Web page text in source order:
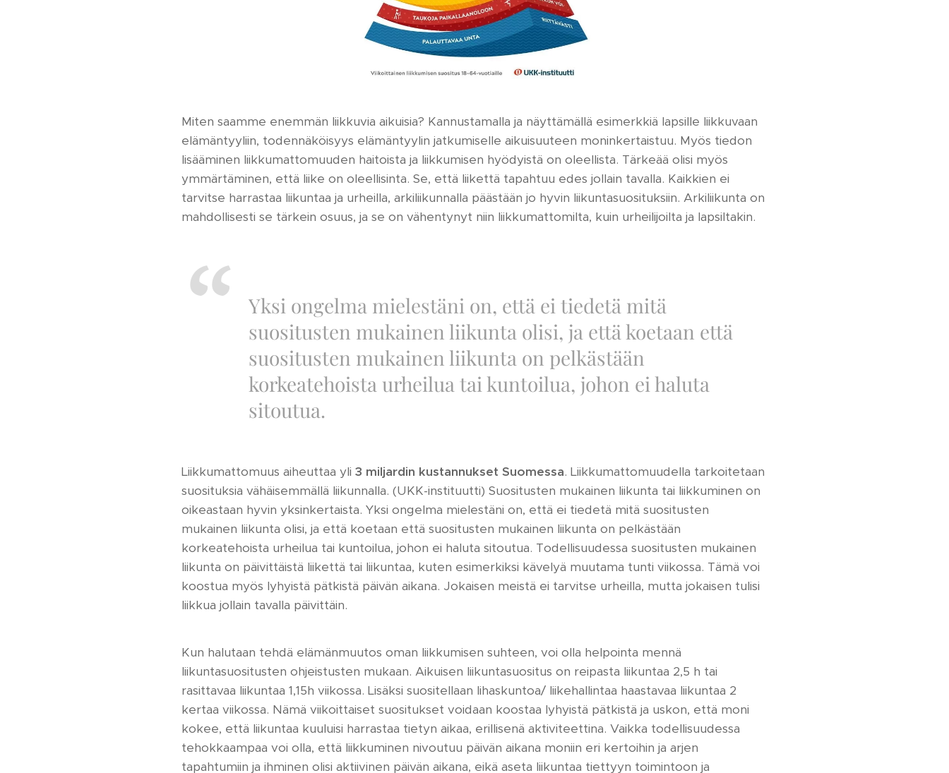
Miten saamme enemmän liikkuvia aikuisia? Kannustamalla ja näyttämällä esimerkkiä lapsille liikkuvaan
elämäntyyliin, todennäköisyys elämäntyylin jatkumiselle aikuisuuteen moninkertaistuu. Myös tiedon
lisääminen liikkumattomuuden haitoista ja liikkumisen hyödyistä on oleellista. Tärkeää olisi myös
ymmärtäminen, että liike on oleellisinta. Se, että liikettä tapahtuu edes jollain tavalla. Kaikkien ei
tarvitse harrastaa liikuntaa ja urheilla, arkiliikunnalla päästään jo hyvin liikuntasuosituksiin. Arkiliikunta on
mahdollisesti se tärkein osuus, ja se on vähentynyt niin liikkumattomilta, kuin urheilijoilta ja lapsiltakin.
Yksi ongelma mielestäni on, että ei tiedetä mitä
suositusten mukainen liikunta olisi, ja että koetaan että
suositusten mukainen liikunta on pelkästään
korkeatehoista urheilua tai kuntoilua, johon ei haluta
sitoutua.
Liikkumattomuus aiheuttaa yli 3 miljardin kustannukset Suomessa. Liikkumattomuudella tarkoitetaan
suosituksia vähäisemmällä liikunnalla. (UKK-instituutti) Suositusten mukainen liikunta tai liikkuminen on
oikeastaan hyvin yksinkertaista. Yksi ongelma mielestäni on, että ei tiedetä mitä suositusten
mukainen liikunta olisi, ja että koetaan että suositusten mukainen liikunta on pelkästään
korkeatehoista urheilua tai kuntoilua, johon ei haluta sitoutua. Todellisuudessa suositusten mukainen
liikunta on päivittäistä liikettä tai liikuntaa, kuten esimerkiksi kävelyä muutama tunti viikossa. Tämä voi
koostua myös lyhyistä pätkistä päivän aikana. Jokaisen meistä ei tarvitse urheilla, mutta jokaisen tulisi
liikkua jollain tavalla päivittäin.
Kun halutaan tehdä elämänmuutos oman liikkumisen suhteen, voi olla helpointa mennä
liikuntasuositusten ohjeistusten mukaan. Aikuisen liikuntasuositus on reipasta liikuntaa 2,5 h tai
rasittavaa liikuntaa 1,15h viikossa. Lisäksi suositellaan lihaskuntoa/ liikehallintaa haastavaa liikuntaa 2
kertaa viikossa. Nämä viikoittaiset suositukset voidaan koostaa lyhyistä pätkistä ja uskon, että moni
kokee, että liikuntaa kuuluisi harrastaa tietyn aikaa, erillisenä aktiviteettina. Vaikka todellisuudessa
tehokkaampaa voi olla, että liikkuminen nivoutuu päivän aikana moniin eri kertoihin ja arjen
tapahtumiin ja ihminen olisi aktiivinen päivän aikana, eikä aseta liikuntaa tiettyyn toimintoon ja